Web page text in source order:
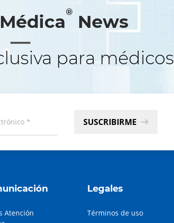
®
News
para médicos
SUSCRIBIRME
Atención
Legales
Términos de uso